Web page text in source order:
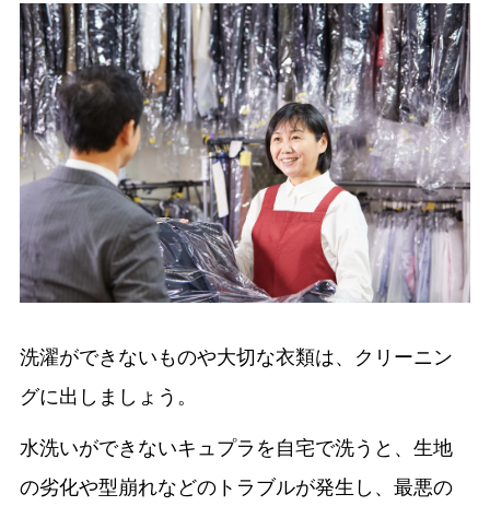
洗濯ができないものや大切な衣類は、クリーニン
グに出しましょう。
水洗いができないキュプラを自宅で洗うと、生地
の劣化や型崩れなどのトラブルが発生し、最悪の